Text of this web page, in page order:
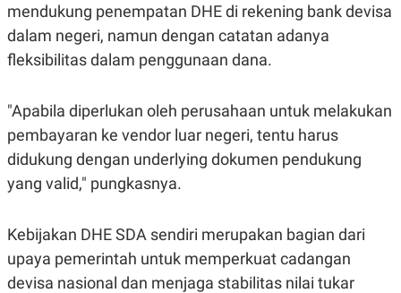
N
G
K
G
D
A
.
D
PROFILE TERM
OF
USE
mendukung penempatan DHE di rekening bank devisa
dalam negeri, namun dengan catatan adanya
fleksibilitas dalam penggunaan dana.
"Apabila diperlukan oleh perusahaan untuk melakukan
pembayaran ke vendor luar negeri, tentu harus
didukung dengan underlying dokumen pendukung
yang valid," pungkasnya.
Kebijakan DHE SDA sendiri merupakan bagian dari
upaya pemerintah untuk memperkuat cadangan
devisa nasional dan menjaga stabilitas nilai tukar